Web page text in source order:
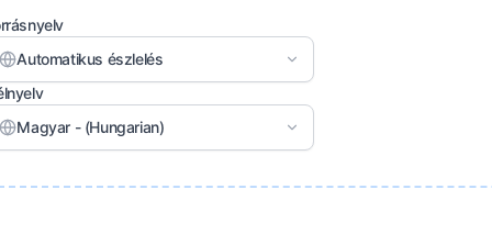
Automatikus észlelés
Magyar - (Hungarian)